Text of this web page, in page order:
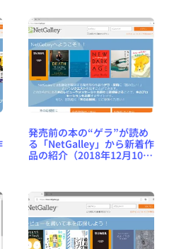
発売前の本の“ゲラ”が読め
る「NetGalley」から新着作
品の紹介（2018年12月10日